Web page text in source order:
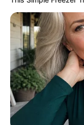
xəttinə necə
açıqladı
88